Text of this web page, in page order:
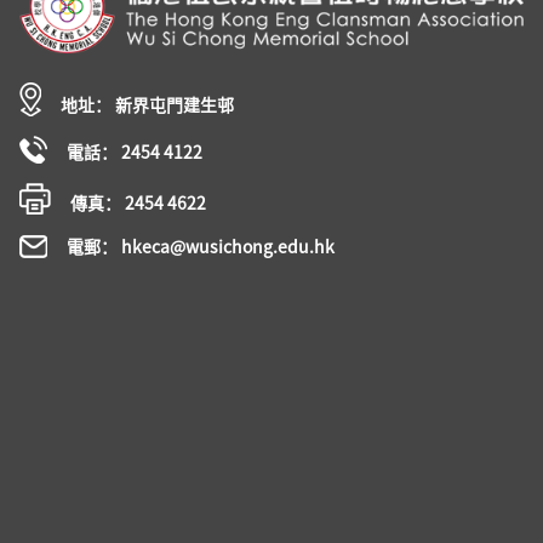
地址： 新界屯門建生邨
電話： 2454 4122
傳真： 2454 4622
電郵： hkeca@wusichong.edu.hk